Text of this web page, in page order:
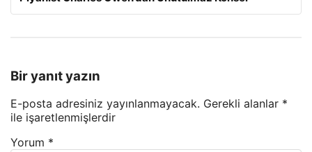
Bir yanıt yazın
E-posta adresiniz yayınlanmayacak. Gerekli alanlar *
ile işaretlenmişlerdir
Yorum *